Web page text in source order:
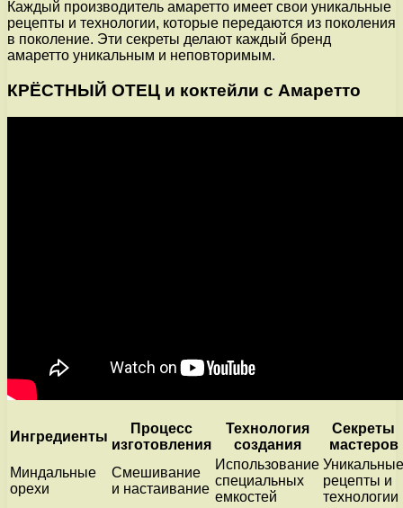
Каждый производитель амаретто имеет свои уникальные
рецепты и технологии, которые передаются из поколения
в поколение. Эти секреты делают каждый бренд
амаретто уникальным и неповторимым.
КРЁСТНЫЙ ОТЕЦ и коктейли с Амаретто
Ингредиенты
Процесс
изготовления
Технология
создания
Секреты
мастеров
Миндальные
орехи
Смешивание
и настаивание
Использование
специальных
емкостей
Уникальные
рецепты и
технологии